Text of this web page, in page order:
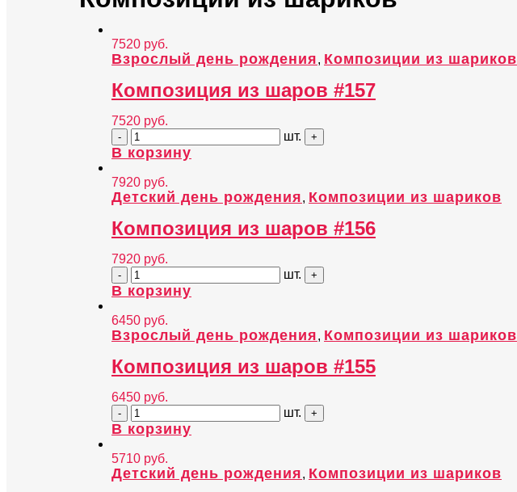
7520 руб.
Взрослый день рождения, Композиции из шариков
Композиция из шаров #157
7520 руб.
шт.
В корзину
7920 руб.
Детский день рождения, Композиции из шариков
Композиция из шаров #156
7920 руб.
шт.
В корзину
6450 руб.
Взрослый день рождения, Композиции из шариков
Композиция из шаров #155
6450 руб.
шт.
В корзину
5710 руб.
Детский день рождения, Композиции из шариков